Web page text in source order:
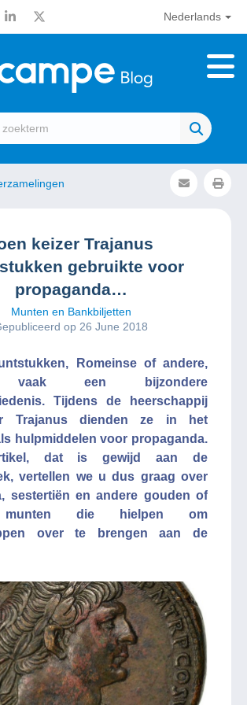
Nederlands
keizer Trajanus
gebruikte voor
propaganda…
Munten en Bankbiljetten
op 26 June 2018
Romeinse of andere,
vaak een bijzondere
Tijdens de heerschappij
Trajanus dienden ze in het
hulpmiddelen voor propaganda.
dat is gewijd aan de
vertellen we u dus graag over
sestertiën en andere gouden of
munten die hielpen om
over te brengen aan de